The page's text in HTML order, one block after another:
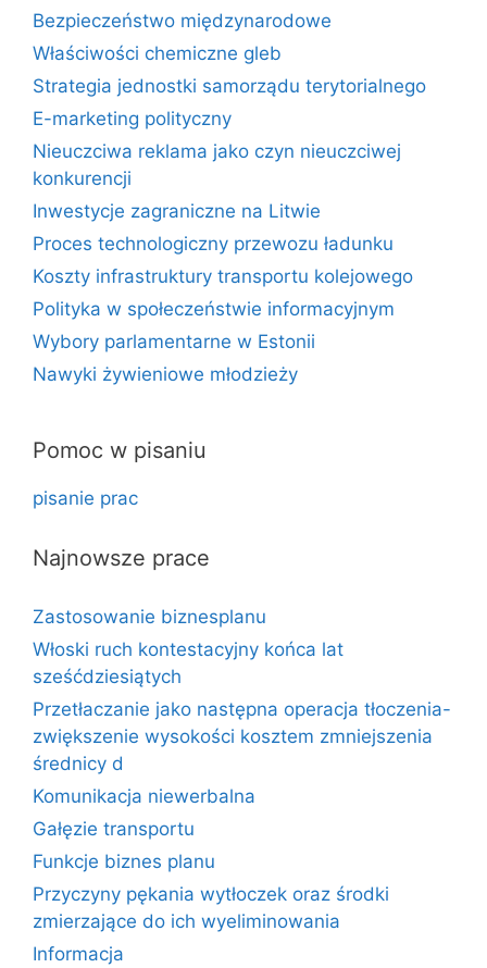
Bezpieczeństwo międzynarodowe
Właściwości chemiczne gleb
Strategia jednostki samorządu terytorialnego
E-marketing polityczny
Nieuczciwa reklama jako czyn nieuczciwej
konkurencji
Inwestycje zagraniczne na Litwie
Proces technologiczny przewozu ładunku
Koszty infrastruktury transportu kolejowego
Polityka w społeczeństwie informacyjnym
Wybory parlamentarne w Estonii
Nawyki żywieniowe młodzieży
Pomoc w pisaniu
pisanie prac
Najnowsze prace
Zastosowanie biznesplanu
Włoski ruch kontestacyjny końca lat
sześćdziesiątych
Przetłaczanie jako następna operacja tłoczenia-
zwiększenie wysokości kosztem zmniejszenia
średnicy d
Komunikacja niewerbalna
Gałęzie transportu
Funkcje biznes planu
Przyczyny pękania wytłoczek oraz środki
zmierzające do ich wyeliminowania
Informacja